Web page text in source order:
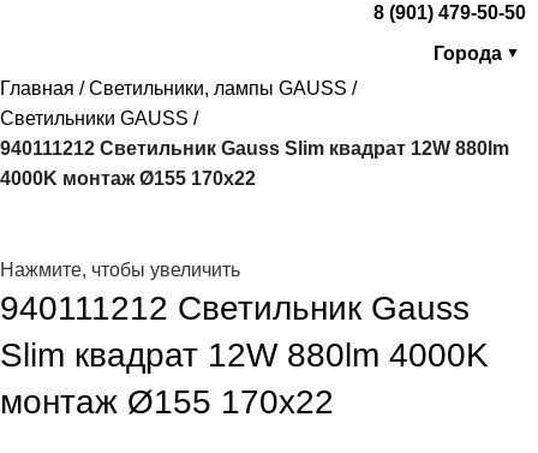
8 (901) 479-50-50
Города ▼
Главная
Светильники, лампы GAUSS
Светильники GAUSS
940111212 Светильник Gauss Slim квадрат 12W 880lm
4000K монтаж Ø155 170х22
Нажмите, чтобы увеличить
940111212 Светильник Gauss
Slim квадрат 12W 880lm 4000K
монтаж Ø155 170х22